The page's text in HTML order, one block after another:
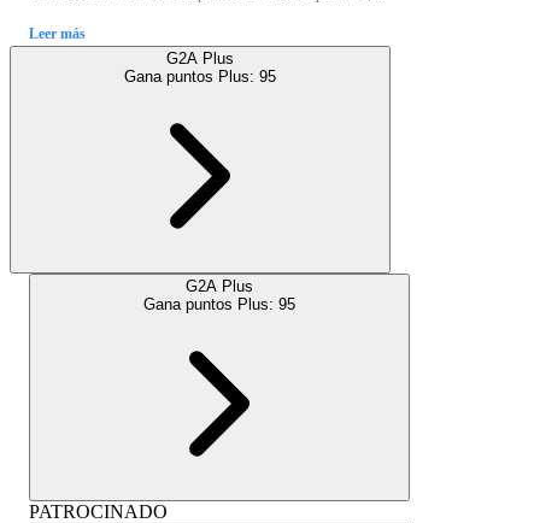
Leer más
G2A Plus
Gana puntos Plus: 95
G2A Plus
Gana puntos Plus: 95
PATROCINADO